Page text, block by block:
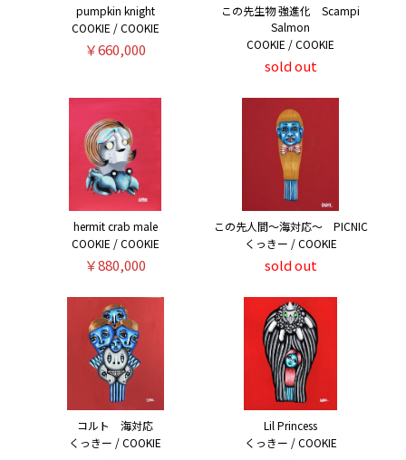
pumpkin knight
COOKIE / COOKIE
￥660,000
この先生物 強進化 Scampi
Salmon
COOKIE / COOKIE
sold out
hermit crab male
COOKIE / COOKIE
￥880,000
この先人間～海対応～ PICNIC
くっきー / COOKIE
sold out
コルト 海対応
くっきー / COOKIE
Lil Princess
くっきー / COOKIE